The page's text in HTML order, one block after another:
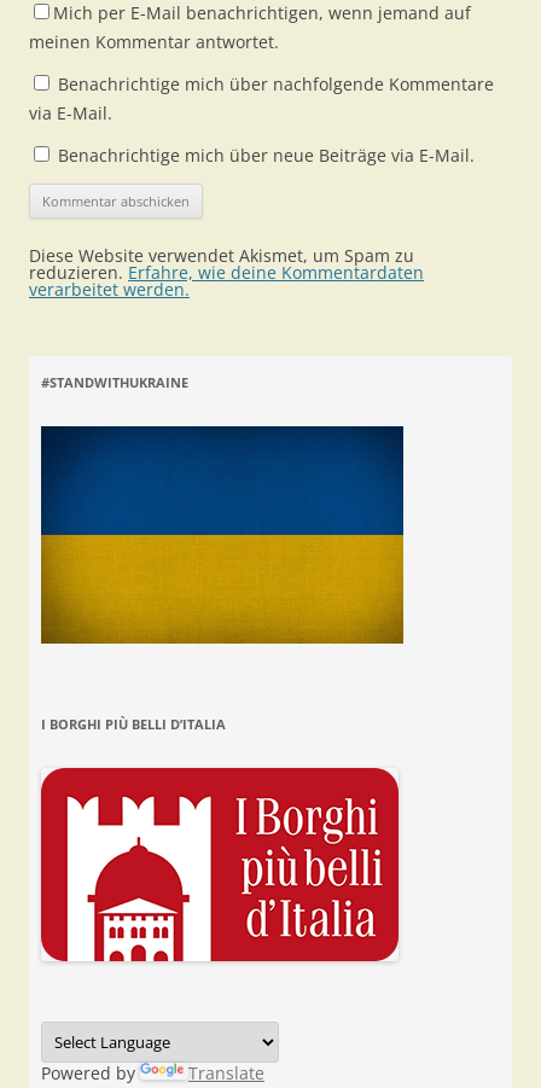
Mich per E-Mail benachrichtigen, wenn jemand auf
meinen Kommentar antwortet.
Benachrichtige mich über nachfolgende Kommentare
via E-Mail.
Benachrichtige mich über neue Beiträge via E-Mail.
Diese Website verwendet Akismet, um Spam zu
reduzieren. Erfahre, wie deine Kommentardaten
verarbeitet werden.
#STANDWITHUKRAINE
I BORGHI PIÙ BELLI D’ITALIA
Powered by Translate